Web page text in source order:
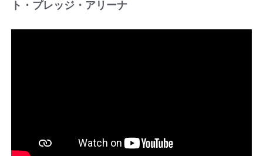
ト・プレッジ・アリーナ